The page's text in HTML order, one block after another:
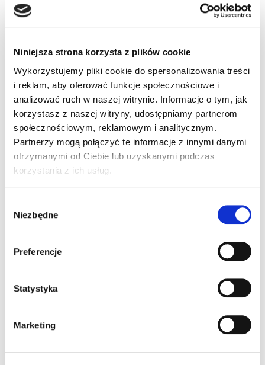
Niniejsza strona korzysta z plików cookie
Wykorzystujemy pliki cookie do spersonalizowania treści
i reklam, aby oferować funkcje społecznościowe i
analizować ruch w naszej witrynie. Informacje o tym, jak
korzystasz z naszej witryny, udostępniamy partnerom
społecznościowym, reklamowym i analitycznym.
Partnerzy mogą połączyć te informacje z innymi danymi
otrzymanymi od Ciebie lub uzyskanymi podczas
korzystania z ich usług.
zgody
Niezbędne
Preferencje
Statystyka
Marketing
Filtr ESD dla
Matrix 320 –
oświetlacz 14 LED
(PN: 93ACC0278)
Filtr ESD dla Matrix 320 – oświetlacz 14 LED